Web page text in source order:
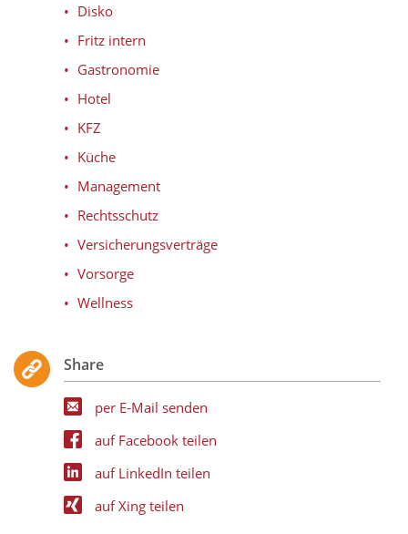
Disko
Fritz intern
Gastronomie
Hotel
KFZ
Küche
Management
Rechtsschutz
Versicherungsverträge
Vorsorge
Wellness
Share
per E-Mail senden
auf Facebook teilen
auf LinkedIn teilen
auf Xing teilen